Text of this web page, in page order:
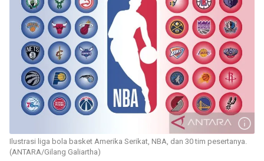
Ilustrasi liga bola basket Amerika Serikat, NBA, dan 30 tim pesertanya.
(ANTARA/Gilang Galiartha)